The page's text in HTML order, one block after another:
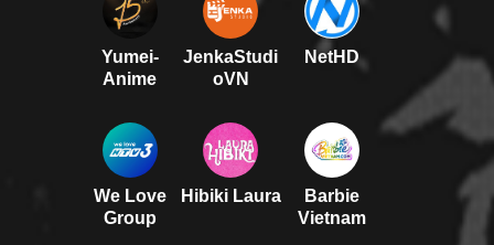
Yumei-
Anime
JenkaStudi
oVN
NetHD
We Love
Group
Hibiki Laura
Barbie
Vietnam